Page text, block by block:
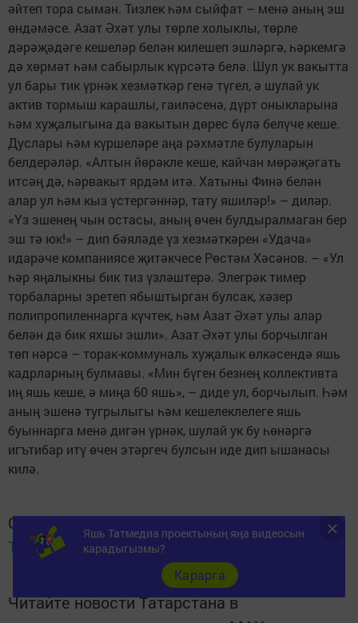
әйтеп тора сыман. Тизлек һәм сыйфат – менә аның эш
өндәмәсе. Азат Әхәт улы төрле холыклы, төрле
дәрәҗәдәге кешеләр белән килешеп эшләргә, һәркемгә
дә хөрмәт һәм сабырлык күрсәтә белә. Шул ук вакытта
ул бары тик үрнәк хезмәткәр генә түгел, ә шулай ук
актив тормыш карашлы, гаиләсенә, дүрт оныкларына
һәм хуҗалыгына да вакытын дөрес бүлә белүче кеше.
Дуслары һәм күршеләре аңа рәхмәтле булуларын
белдерәләр. «Алтын йөрәкле кеше, кайчан мөрәҗәгать
итсәң дә, һәрвакыт ярдәм итә. Хатыны Финә белән
алар ул һәм кыз үстергәннәр, тату яшиләр!» – диләр.
«Үз эшенең чын остасы, аның өчен булдыралмаган бер
эш тә юк!» – дип бәяләде үз хезмәткәрен «Удача»
идарәче компаниясе җитәкчесе Рөстәм Хәсәнов. – «Ул
һәр яңалыкны бик тиз үзләштерә. Элегрәк тимер
торбаларны эретеп ябыштырган булсак, хәзер
полипропиленнарга күчтек, һәм Азат Әхәт улы алар
белән дә бик яхшы эшли». Азат Әхәт улы борчылган
төп нәрсә – торак-коммуналь хуҗалык өлкәсендә яшь
кадрларның булмавы. «Мин бүген безнең коллективта
иң яшь кеше, ә миңа 60 яшь», – диде ул, борчылып. Һәм
аның эшенә тугрылыгы һәм кешелеклелеге яшь
буыннарга менә дигән үрнәк, шулай ук бу һөнәргә
игътибар итү өчен этәргеч булсын иде дип ышанасы
килә.
Следите за самым важным и интересным в
Telegram-каналеТатмедиа
Читайте новости Татарстана в
Яшь Татмедиа проектының яңа видеосын
карадыгызмы?
Карарга